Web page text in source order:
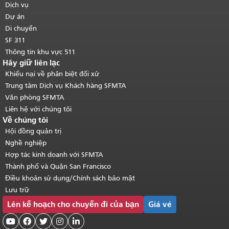
trang.Quay lại đầu trang nội dung
chính.
Dịch vụ
Dự án
Di chuyển
SF 311
Thông tin khu vực 511
Hãy giữ liên lạc
Khiếu nại về phân biệt đối xử
Trung tâm Dịch vụ Khách hàng SFMTA
Văn phòng SFMTA
Liên hệ với chúng tôi
Về chúng tôi
Hội đồng quản trị
Nghề nghiệp
Hợp tác kinh doanh với SFMTA
Thành phố và Quận San Francisco
Điều khoản sử dụng/Chính sách bảo mật
Lưu trữ
Lên kế hoạch cho chuyến đi của bạn Giá vé
    